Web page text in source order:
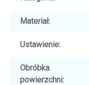
Materiał:
Ustawienie:
Obróbka
powierzchni: